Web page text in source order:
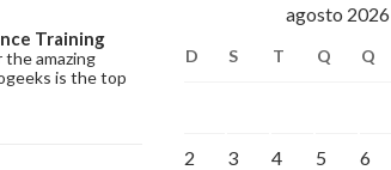
Training
the amazing
is the top
agosto 2026
D S T Q Q
2 3 4 5 6